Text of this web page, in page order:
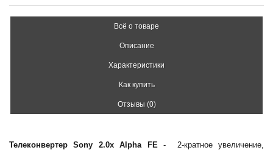
Всё о товаре
Описание
Характеристики
Как купить
Отзывы (0)
Телеконвертер Sony 2.0x Alpha FE -
2-кратное увеличение,